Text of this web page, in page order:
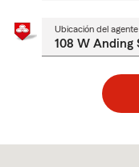
Ubicación del agente